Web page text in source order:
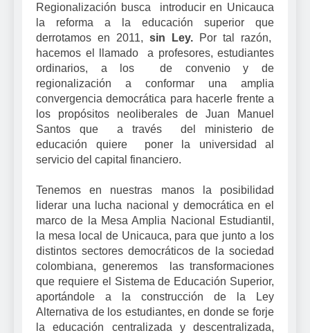
Regionalización busca introducir en Unicauca
la reforma a la educación superior que
derrotamos en 2011, sin Ley. Por tal razón,
hacemos el llamado a profesores, estudiantes
ordinarios, a los de convenio y de
regionalización a conformar una amplia
convergencia democrática para hacerle frente a
los propósitos neoliberales de Juan Manuel
Santos que a través del ministerio de
educación quiere poner la universidad al
servicio del capital financiero.
Tenemos en nuestras manos la posibilidad
liderar una lucha nacional y democrática en el
marco de la Mesa Amplia Nacional Estudiantil,
la mesa local de Unicauca, para que junto a los
distintos sectores democráticos de la sociedad
colombiana, generemos las transformaciones
que requiere el Sistema de Educación Superior,
aportándole a la construcción de la Ley
Alternativa de los estudiantes, en donde se forje
la educación centralizada y descentralizada,